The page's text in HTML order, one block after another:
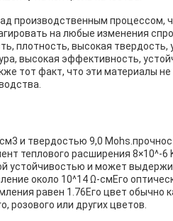
производственным процессом,
на любые изменения
плотность, высокая
высокая эффективность,
тот факт, что эти материалы
и твердостью 9,0
теплового расширения 8×10^-6
устойчивостью и может
около 10^14 Ω-смЕго
равен 1.76Его цвет
розового или других цветов.